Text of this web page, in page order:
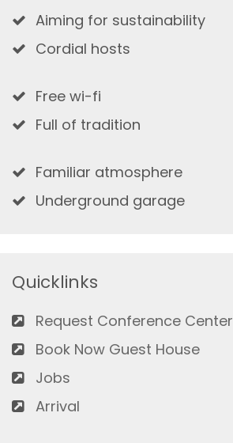
Aiming for sustainability
Cordial hosts
Free wi-fi
Full of tradition
Familiar atmosphere
Underground garage
Quicklinks
Request Conference Center
Book Now Guest House
Jobs
Arrival